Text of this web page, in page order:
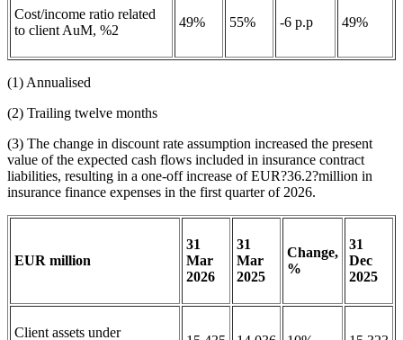
Cost/income ratio related
to client AuM, %2
49% 55% -6 p.p 49%
(1) Annualised
(2) Trailing twelve months
(3) The change in discount rate assumption increased the present
value of the expected cash flows included in insurance contract
liabilities, resulting in a one-off increase of EUR?36.2?million in
insurance finance expenses in the first quarter of 2026.
EUR million
31
Mar
2026
31
Mar
2025
Change,
%
31
Dec
2025
Client assets under